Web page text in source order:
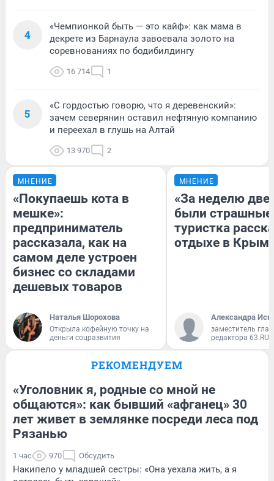
4
«Чемпионкой быть — это кайф»: как мама в
декрете из Барнаула завоевала золото на
соревнованиях по бодибилдингу
16 714 1
5
«С гордостью говорю, что я деревенский»:
зачем северянин оставил нефтяную компанию
и переехал в глушь на Алтай
13 970 2
МНЕНИЕ
«Покупаешь кота в
мешке»:
предприниматель
рассказала, как на
самом деле устроен
бизнес со складами
дешевых товаров
Наталья Шорохова
Открыла кофейную точку на
деньги соцразвития
МНЕНИЕ
«За неделю две
были
туристка
отдыхе в
Александра
заместитель
редактора 63.RU
РЕКОМЕНДУЕМ
«Уголовник я, родные со мной не
общаются»: как бывший «афганец» 30
лет живет в землянке посреди леса под
Рязанью
1 час 970 Обсудить
Накипело у младшей сестры: «Она уехала жить, а я